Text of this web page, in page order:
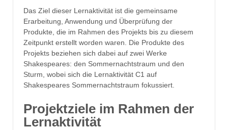
Das Ziel dieser Lernaktivität ist die gemeinsame
Erarbeitung, Anwendung und Überprüfung der
Produkte, die im Rahmen des Projekts bis zu diesem
Zeitpunkt erstellt worden waren. Die Produkte des
Projekts beziehen sich dabei auf zwei Werke
Shakespeares: den Sommernachtstraum und den
Sturm, wobei sich die Lernaktivität C1 auf
Shakespeares Sommernachtstraum fokussiert.
Projektziele im Rahmen der
Lernaktivität